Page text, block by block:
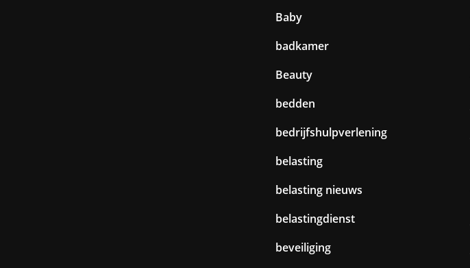
Baby
badkamer
Beauty
bedden
bedrijfshulpverlening
belasting
belasting nieuws
belastingdienst
beveiliging